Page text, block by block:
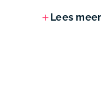
Lees meer